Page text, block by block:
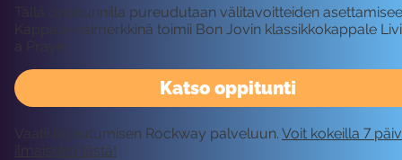
Katso oppitunti
Tällä oppitunnilla pureudutaan välitavoitteiden
Kappale-esimerkkinä toimii Bon Jovin klassikkokappale
a Prayer.
Vaatii kirjautumisen Rockway palveluun. Voit kokeilla 7
ilmaiseksi tästä!